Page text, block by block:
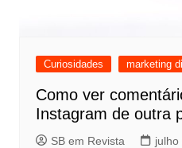
Curiosidades marketing
Como ver
Instagram de outra
SB em Revista julho